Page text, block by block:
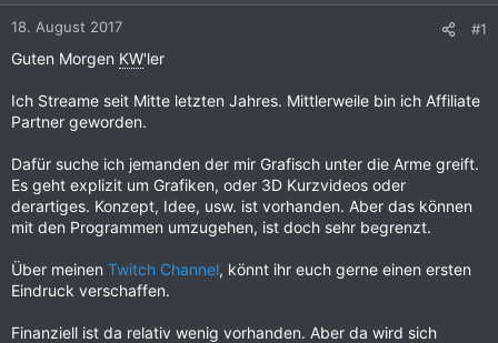
18. August 2017 #1
Guten Morgen KW'ler
Ich Streame seit Mitte letzten Jahres. Mittlerweile bin ich Affiliate
Partner geworden.
Dafür suche ich jemanden der mir Grafisch unter die Arme greift.
Es geht explizit um Grafiken, oder 3D Kurzvideos oder
derartiges. Konzept, Idee, usw. ist vorhanden. Aber das können
mit den Programmen umzugehen, ist doch sehr begrenzt.
Über meinen Twitch Channel, könnt ihr euch gerne einen ersten
Eindruck verschaffen.
Finanziell ist da relativ wenig vorhanden. Aber da wird sich